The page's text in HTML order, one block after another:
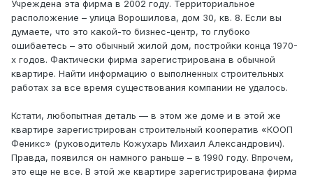
Учреждена эта фирма в 2002 году. Территориальное
расположение – улица Ворошилова, дом 30, кв. 8. Если вы
думаете, что это какой-то бизнес-центр, то глубоко
ошибаетесь – это обычный жилой дом, постройки конца 1970-
х годов. Фактически фирма зарегистрирована в обычной
квартире. Найти информацию о выполненных строительных
работах за все время существования компании не удалось.
Кстати, любопытная деталь — в этом же доме и в этой же
квартире зарегистрирован строительный кооператив «КООП
Феникс» (руководитель Кожухарь Михаил Александрович).
Правда, появился он намного раньше – в 1990 году. Впрочем,
это еще не все. В этой же квартире зарегистрирована фирма